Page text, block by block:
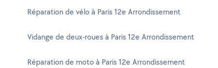
Réparation de vélo à Paris 12e Arrondissement
Vidange de deux-roues à Paris 12e Arrondissement
Réparation de moto à Paris 12e Arrondissement